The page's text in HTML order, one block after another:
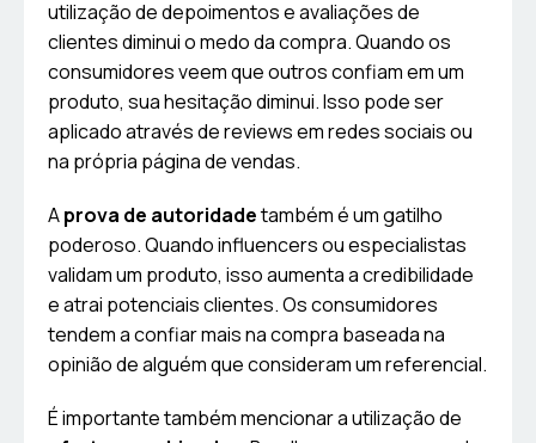
utilização de depoimentos e avaliações de
clientes diminui o medo da compra. Quando os
consumidores veem que outros confiam em um
produto, sua hesitação diminui. Isso pode ser
aplicado através de reviews em redes sociais ou
na própria página de vendas.
Aprova de autoridadetambém é um gatilho
poderoso. Quando influencers ou especialistas
validam um produto, isso aumenta a credibilidade
e atrai potenciais clientes. Os consumidores
tendem a confiar mais na compra baseada na
opinião de alguém que consideram um referencial.
É importante também mencionar a utilização de